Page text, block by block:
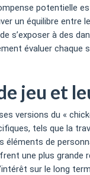
potentielle
un équilibre entre
s’exposer à des
évaluer
jeu et
versions du «
tels que la
de
une plus grande
sur le long